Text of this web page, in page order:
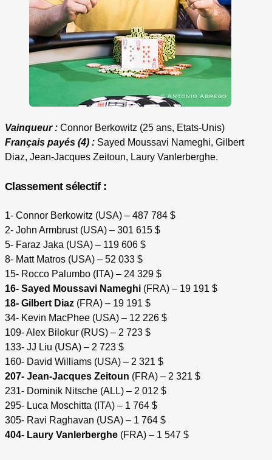
Vainqueur : Connor Berkowitz (25 ans, Etats-Unis)
Français payés (4) : Sayed Moussavi Nameghi, Gilbert
Diaz, Jean-Jacques Zeitoun, Laury Vanlerberghe.
Classement sélectif :
1- Connor Berkowitz (USA) – 487 784 $
2- John Armbrust (USA) – 301 615 $
5- Faraz Jaka (USA) – 119 606 $
8- Matt Matros (USA) – 52 033 $
15- Rocco Palumbo (ITA) – 24 329 $
16- Sayed Moussavi Nameghi (FRA) – 19 191 $
18- Gilbert Diaz (FRA) – 19 191 $
34- Kevin MacPhee (USA) – 12 226 $
109- Alex Bilokur (RUS) – 2 723 $
133- JJ Liu (USA) – 2 723 $
160- David Williams (USA) – 2 321 $
207- Jean-Jacques Zeitoun (FRA) – 2 321 $
231- Dominik Nitsche (ALL) – 2 012 $
295- Luca Moschitta (ITA) – 1 764 $
305- Ravi Raghavan (USA) – 1 764 $
404- Laury Vanlerberghe (FRA) – 1 547 $